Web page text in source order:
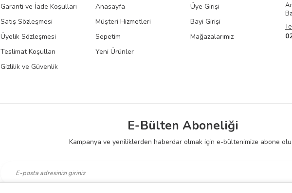
Garanti ve İade Koşulları
Satış Sözleşmesi
Üyelik Sözleşmesi
Teslimat Koşulları
Gizlilik ve Güvenlik
Anasayfa
Müşteri Hizmetleri
Sepetim
Yeni Ürünler
Üye Girişi
Bayi Girişi
Mağazalarımız
E-Bülten Aboneliği
Kampanya ve yeniliklerden haberdar olmak için e-bültenimize abone